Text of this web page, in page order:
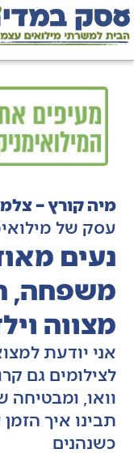
מיה קורץ –
עסק של
נעים
משפחה,
מצווה
אני יודעת
לצילומים גם
וואו,
תבינו איך
כשנהנים